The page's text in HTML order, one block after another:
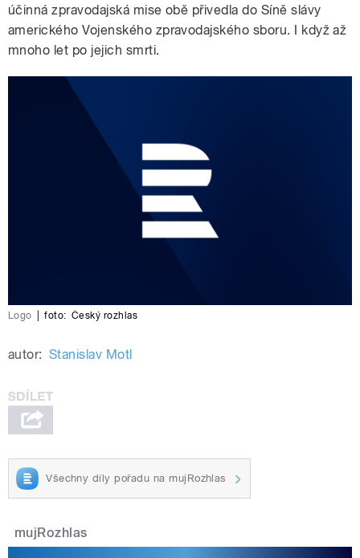
účinná zpravodajská mise obě přivedla do Síně slávy
amerického Vojenského zpravodajského sboru. I když až
mnoho let po jejich smrti.
Logo foto: Český rozhlas
autor: Stanislav Motl
Všechny díly pořadu na mujRozhlas
mujRozhlas